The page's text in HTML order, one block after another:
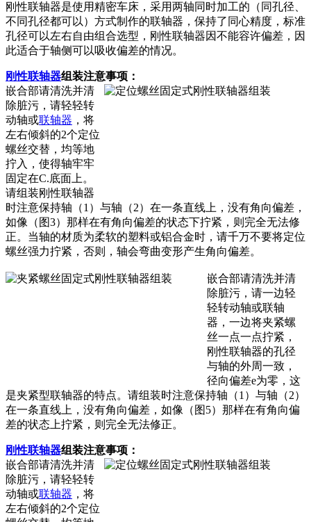
刚性联轴器是使用精密车床，采用两轴同时加工的（同孔径、
不同孔径都可以）方式制作的联轴器，保持了同心精度，标准
孔径可以左右自由组合选型，刚性联轴器因不能容许偏差，因
此适合于轴侧可以吸收偏差的情况。
刚性联轴器组装注意事项：
嵌合部请清洗并清
除脏污，请轻轻转
动轴或联轴器 ，将
左右倾斜的2个定位
螺丝交替，均等地
拧入，使得轴牢牢
固定在C.底面上。
请组装刚性联轴器
时注意保持轴（1）与轴（2）在一条直线上，没有角向偏差，
如像（图3）那样在有角向偏差的状态下拧紧，则完全无法修
正。当轴的材质为柔软的塑料或铝合金时，请千万不要将定位
螺丝强力拧紧，否则，轴会弯曲变形产生角向偏差。
嵌合部请清洗并清
除脏污，请一边轻
轻转动轴或联轴
器，一边将夹紧螺
丝一点一点拧紧，
刚性联轴器的孔径
与轴的外周一致，
径向偏差e为零，这
是夹紧型联轴器的特点。请组装时注意保持轴（1）与轴（2）
在一条直线上，没有角向偏差，如像（图5）那样在有角向偏
差的状态上拧紧，则完全无法修正。
刚性联轴器组装注意事项：
嵌合部请清洗并清
除脏污，请轻轻转
动轴或联轴器 ，将
左右倾斜的2个定位